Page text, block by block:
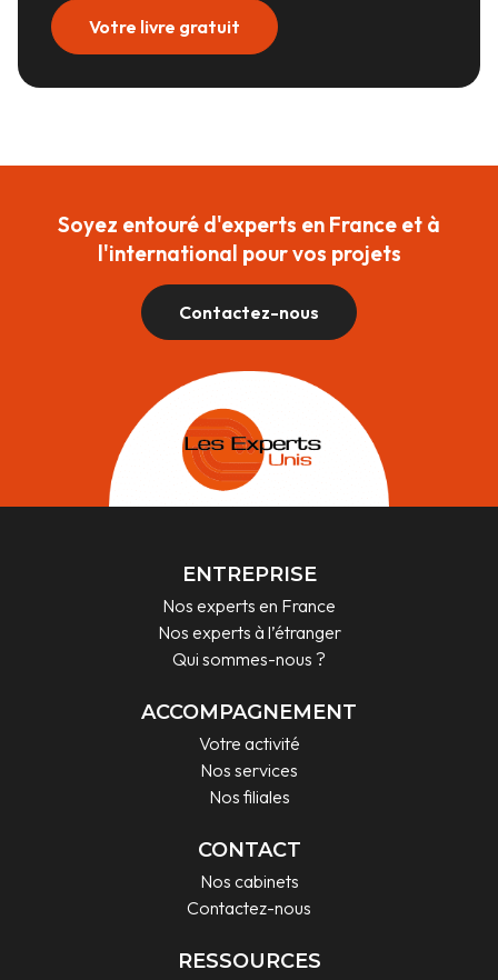
Votre livre gratuit
Soyez entouré d'experts en France et à
l'international pour vos projets
Contactez-nous
ENTREPRISE
Nos experts en France
Nos experts à l’étranger
Qui sommes-nous ?
ACCOMPAGNEMENT
Votre activité
Nos services
Nos filiales
CONTACT
Nos cabinets
Contactez-nous
RESSOURCES